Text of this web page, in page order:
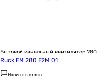
Бытовой канальный вентилятор 280
мм
Ruck EM 280 E2M 01
Написать отзыв